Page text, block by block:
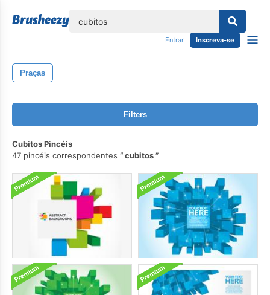
Entrar Inscreva-se
Praças
Filters
Cubitos Pincéis
47 pincéis correspondentes
cubitos